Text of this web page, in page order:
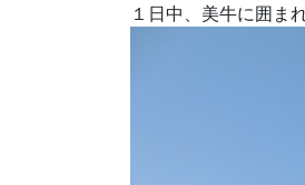
１日中、美牛に囲ま